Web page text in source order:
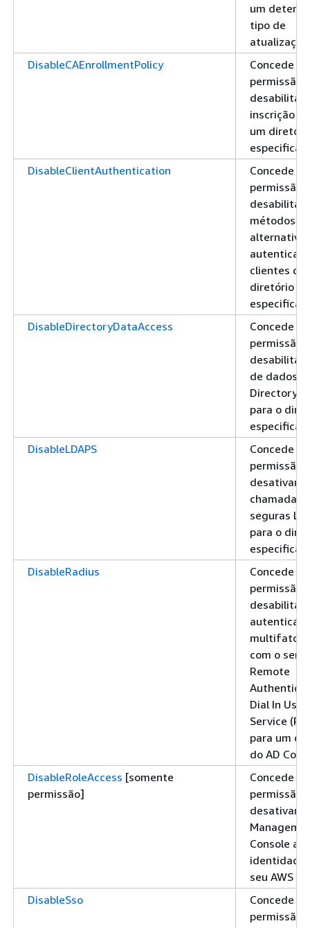
um
tipo de
atualização
DisableCAEnrollmentPolicy
Concede
permissão
desabilitar
inscrição
um
DisableClientAuthentication
Concede
permissão
desabilitar
métodos
clientes do
diretório
DisableDirectoryDataAccess
Concede
permissão
desabilitar
de dados
Directory
para o
DisableLDAPS
Concede
permissão
desativar
chamadas
seguras
para o
DisableRadius
Concede
permissão
desabilitar
multifator
com o
Remote
Dial In User
Service
para um
do AD
DisableRoleAccess [somente
permissão]
Concede
permissão
desativar o
Console
identidade
seu AWS
DisableSso
Concede
permissão